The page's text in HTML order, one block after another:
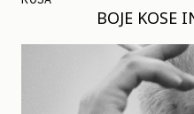
BOJE KOSE